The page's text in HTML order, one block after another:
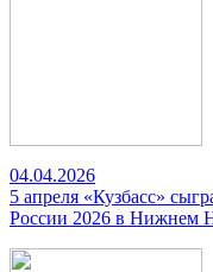
04.04.2026
5 апреля «Кузбасс»
России 2026 в Нижнем